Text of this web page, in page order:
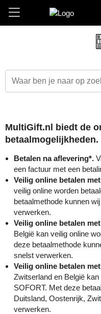
Aanstekers
Bidons &
Computer
Gadgets & USB
Goedkope
Horloges & klokken
Huis, tuin & keuken
Kantoorartikelen
Kleding &
Belkin
CamelBak
Case Logic
Charles Dickens
Circulware
Contigo
Cricket
Eco Bottle
Elevate
EHBO sets
Koptelefoons &
Lanyards &
Opladers
Papieren tassen
Powerbanks
Snoepjes
Sticky notes en
Sublimatie
Dag van de Zorg
Eindejaarsgeschenken
Eten en drinken
Fairtrade artikelen
Feestartikelen
Festival artikelen
Fitness
Halloween
Kerst
Banken en financieel
Bouw
Energiesector
Festivals, beurzen en
Gezondheidszorg
Horeca
ICT en automatisering
Onderwijs
Overheid en gemeente
Flessen
Memoblokken en
Schrijfwaren
Tassen en
Overige
MultiGift.nl biedt de
betaalmogelijkheden.
Betalen na aflevering*.
een factuur met een
Veilig online betalen
veilig online worden
betaalmethode kunnen
verwerken.
Veilig online betalen
België kan veilig online
deze betaalmethode
snelst verwerken.
Veilig online betalen met
Zwitserland en België
SOFORT. Met deze
Duitsland, Oostenrijk,
verwerken.